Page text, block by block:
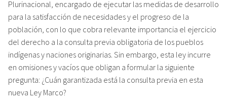
Plurinacional, encargado de ejecutar las medidas de desarrollo
para la satisfacción de necesidades y el progreso de la
población, con lo que cobra relevante importancia el ejercicio
del derecho a la consulta previa obligatoria de los pueblos
indígenas y naciones originarias. Sin embargo, esta ley incurre
en omisiones y vacíos que obligan a formular la siguiente
pregunta: ¿Cuán garantizada está la consulta previa en esta
nueva Ley Marco?